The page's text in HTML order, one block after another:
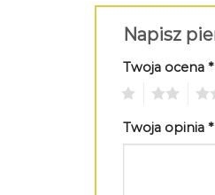
Napisz
Twoja ocena *
Twoja opinia *